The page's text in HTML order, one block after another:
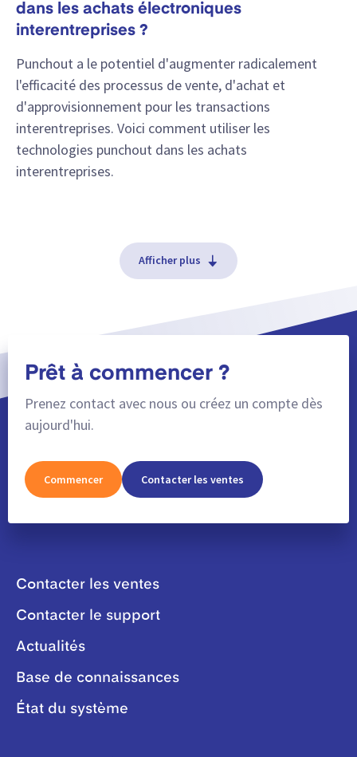
dans les achats électroniques
interentreprises ?
Punchout a le potentiel d'augmenter radicalement
l'efficacité des processus de vente, d'achat et
d'approvisionnement pour les transactions
interentreprises. Voici comment utiliser les
technologies punchout dans les achats
interentreprises.
Afficher plus
Prêt à commencer ?
Prenez contact avec nous ou créez un compte dès
aujourd'hui.
Commencer Contacter les ventes
Contacter les ventes
Contacter le support
Actualités
Base de connaissances
État du système